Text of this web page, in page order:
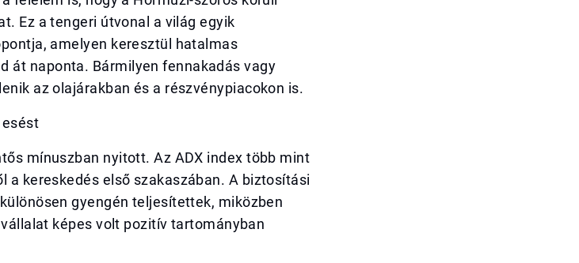
Ez a tengeri útvonal a világ egyik
amelyen keresztül hatalmas
át naponta. Bármilyen fennakadás vagy
az olajárakban és a részvénypiacokon is.
mínuszban nyitott. Az ADX index több mint
a kereskedés első szakaszában. A biztosítási
gyengén teljesítettek, miközben
képes volt pozitív tartományban